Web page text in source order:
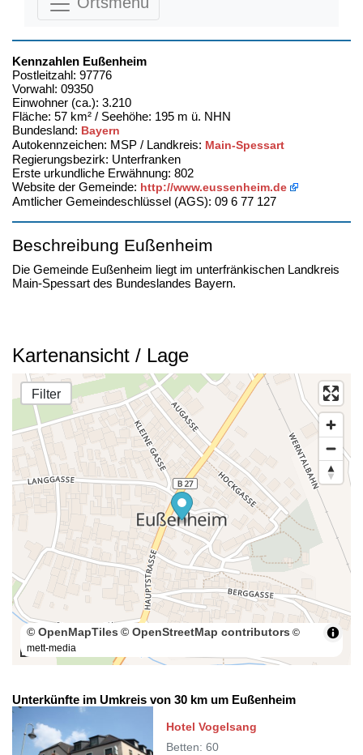
Kennzahlen Eußenheim
Postleitzahl: 97776
Vorwahl: 09350
Einwohner (ca.): 3.210
Fläche: 57 km² / Seehöhe: 195 m ü. NHN
Bundesland: Bayern
Autokennzeichen: MSP / Landkreis: Main-Spessart
Regierungsbezirk: Unterfranken
Erste urkundliche Erwähnung: 802
Website der Gemeinde: http://www.eussenheim.de
Amtlicher Gemeindeschlüssel (AGS): 09 6 77 127
Beschreibung Eußenheim
Die Gemeinde Eußenheim liegt im unterfränkischen Landkreis
Main-Spessart des Bundeslandes Bayern.
Kartenansicht / Lage
Filter
100 m
© OpenMapTiles © OpenStreetMap contributors ©
mett-media
Unterkünfte im Umkreis von 30 km um Eußenheim
Hotel Vogelsang
Betten: 60